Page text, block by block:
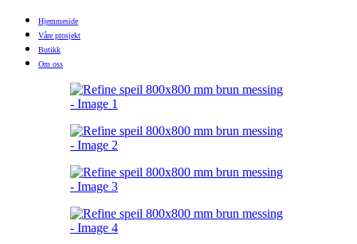
Hjemmeside
Våre prosjekt
Butikk
Om oss